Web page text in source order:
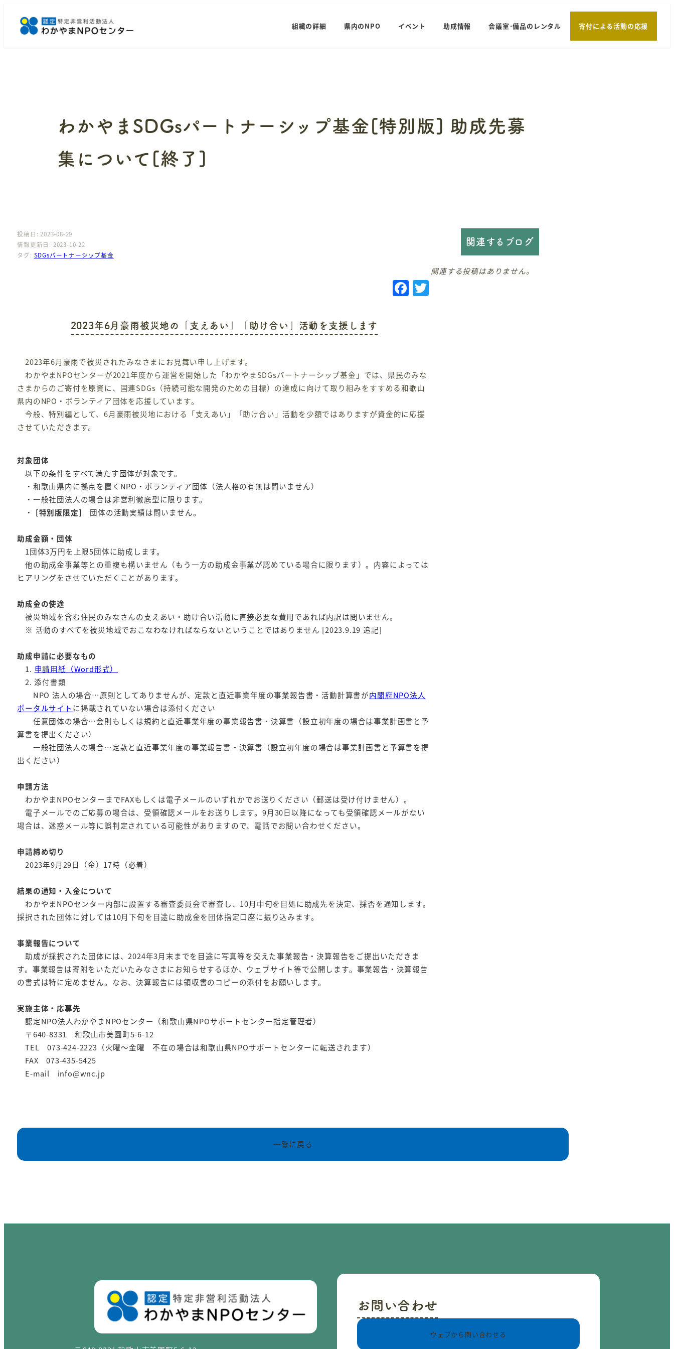
組織の詳細 県内のNPO イベント 助成情報 会議室･備品のレンタル 寄付による活動の応援
わかやまSDGsパートナーシップ基金[特別版] 助成先募
集について[終了]
投稿日: 2023-08-29
情報更新日: 2023-10-22
タグ: SDGsパートナーシップ基金
F
o
o
2023年6月豪雨被災地の「支えあい」「助け合い」活動を支援します
2023年6月豪雨で被災されたみなさまにお見舞い申し上げます。
わかやまNPOセンターが2021年度から運営を開始した「わかやまSDGsパートナーシップ基金」では、県民のみな
さまからのご寄付を原資に、国連SDGs（持続可能な開発のための目標）の達成に向けて取り組みをすすめる和歌山
県内のNPO・ボランティア団体を応援しています。
今般、特別編として、6月豪雨被災地における「支えあい」「助け合い」活動を少額ではありますが資金的に応援
させていただきます。
対象団体
以下の条件をすべて満たす団体が対象です。
・和歌山県内に拠点を置くNPO・ボランティア団体（法人格の有無は問いません）
・一般社団法人の場合は非営利徹底型に限ります。
・
[特別版限定] 団体の活動実績は問いません。
助成金額・団体
1団体3万円を上限5団体に助成します。
他の助成金事業等との重複も構いません（もう一方の助成金事業が認めている場合に限ります）。内容によっては
ヒアリングをさせていただくことがあります。
助成金の使途
被災地域を含む住民のみなさんの支えあい・助け合い活動に直接必要な費用であれば内訳は問いません。
※ 活動のすべてを被災地域でおこなわなければならないということではありません [2023.9.19 追記]
助成申請に必要なもの
1. 申請用紙（Word形式）
2. 添付書類
NPO 法人の場合…原則としてありませんが、定款と直近事業年度の事業報告書・活動計算書が内閣府NPO法人
ポータルサイトに掲載されていない場合は添付ください
任意団体の場合…会則もしくは規約と直近事業年度の事業報告書・決算書（設立初年度の場合は事業計画書と予
算書を提出ください）
一般社団法人の場合…定款と直近事業年度の事業報告書・決算書（設立初年度の場合は事業計画書と予算書を提
出ください）
申請方法
わかやまNPOセンターまでFAXもしくは電子メールのいずれかでお送りください（郵送は受け付けません）。
電子メールでのご応募の場合は、受領確認メールをお送りします。9月30日以降になっても受領確認メールがない
場合は、迷惑メール等に誤判定されている可能性がありますので、電話でお問い合わせください。
申請締め切り
2023年9月29日（金）17時（必着）
結果の通知・入金について
わかやまNPOセンター内部に設置する審査委員会で審査し、10月中旬を目処に助成先を決定、採否を通知します。
採択された団体に対しては10月下旬を目途に助成金を団体指定口座に振り込みます。
事業報告について
助成が採択された団体には、2024年3月末までを目途に写真等を交えた事業報告・決算報告をご提出いただきま
す。事業報告は寄附をいただいたみなさまにお知らせするほか、ウェブサイト等で公開します。事業報告・決算報告
の書式は特に定めません。なお、決算報告には領収書のコピーの添付をお願いします。
実施主体・応募先
認定NPO法人わかやまNPOセンター（和歌山県NPOサポートセンター指定管理者）
〒640-8331 和歌山市美園町5-6-12
TEL 073-424-2223（火曜～金曜 不在の場合は和歌山県NPOサポートセンターに転送されます）
FAX 073-435-5425
E-mail info@wnc.jp
関連するブログ
関連する投稿はありません。
一覧に戻る
お問い合わせ
ウェブから問い合わせる